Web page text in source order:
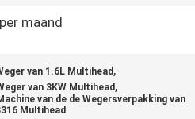
maand
van 1.6L Multihead ,
van 3KW Multihead ,
van de de Wegersverpakking van
Multihead